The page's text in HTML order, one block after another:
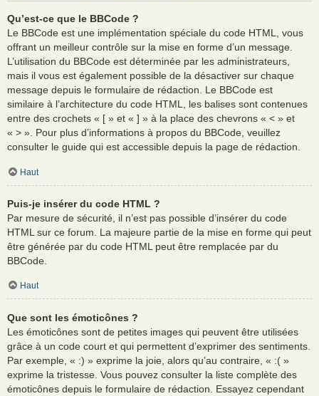
Qu’est-ce que le BBCode ?
Le BBCode est une implémentation spéciale du code HTML, vous
offrant un meilleur contrôle sur la mise en forme d’un message.
L’utilisation du BBCode est déterminée par les administrateurs,
mais il vous est également possible de la désactiver sur chaque
message depuis le formulaire de rédaction. Le BBCode est
similaire à l’architecture du code HTML, les balises sont contenues
entre des crochets « [ » et « ] » à la place des chevrons « < » et
« > ». Pour plus d’informations à propos du BBCode, veuillez
consulter le guide qui est accessible depuis la page de rédaction.
Haut
Puis-je insérer du code HTML ?
Par mesure de sécurité, il n’est pas possible d’insérer du code
HTML sur ce forum. La majeure partie de la mise en forme qui peut
être générée par du code HTML peut être remplacée par du
BBCode.
Haut
Que sont les émoticônes ?
Les émoticônes sont de petites images qui peuvent être utilisées
grâce à un code court et qui permettent d’exprimer des sentiments.
Par exemple, « :) » exprime la joie, alors qu’au contraire, « :( »
exprime la tristesse. Vous pouvez consulter la liste complète des
émoticônes depuis le formulaire de rédaction. Essayez cependant